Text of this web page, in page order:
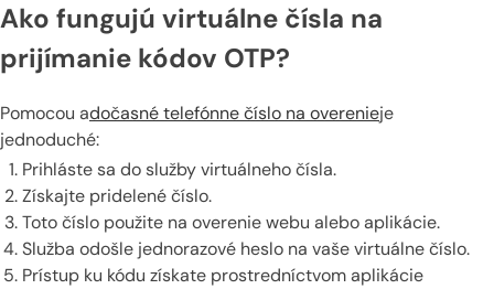
Ako fungujú virtuálne čísla na
prijímanie kódov OTP?
Pomocou adočasné telefónne číslo na overenieje
jednoduché:
Prihláste sa do služby virtuálneho čísla.
Získajte pridelené číslo.
Toto číslo použite na overenie webu alebo aplikácie.
Služba odošle jednorazové heslo na vaše virtuálne číslo.
Prístup ku kódu získate prostredníctvom aplikácie